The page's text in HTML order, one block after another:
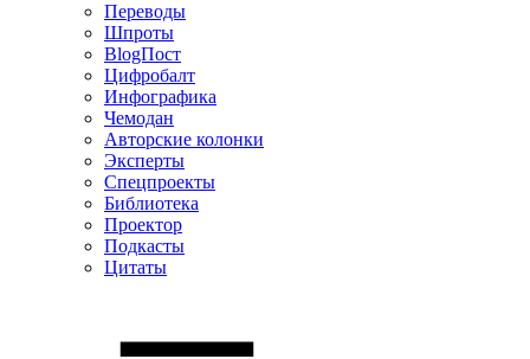
Переводы
Шпроты
BlogПост
Цифробалт
Инфографика
Чемодан
Авторские колонки
Эксперты
Спецпроекты
Библиотека
Проектор
Подкасты
Цитаты